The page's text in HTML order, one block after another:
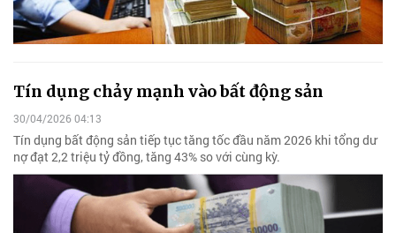
Tín dụng chảy mạnh vào bất động sản
30/04/2026 04:13
Tín dụng bất động sản tiếp tục tăng tốc đầu năm 2026 khi tổng dư
nợ đạt 2,2 triệu tỷ đồng, tăng 43% so với cùng kỳ.